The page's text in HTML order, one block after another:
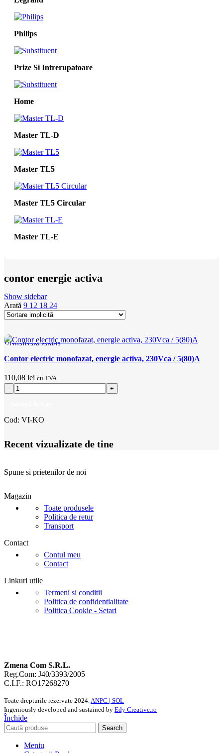
Philips
Prize Si Intrerupatoare
Home
Master TL-D
Master TL5
Master TL5 Circular
Master TL-E
contor energie activa
Show sidebar
Arată 9 12 18 24
Vizualizare rapidă
Adaugă la favorite
Contor electric monofazat, energie activa, 230Vca / 5(80)A
110,08 lei cu TVA
Cod: VI-KO
Recent vizualizate de tine
Spune si prietenilor de noi
Magazin
Toate produsele
Politica de retur
Transport
Contact
Contul meu
Contact
Linkuri utile
Termeni si conditii
Politica de confidentialitate
Politica Cookie - Setari
Zmena Com S.R.L.
Reg.Com: J40/3393/2005
C.I.F.: RO17268270
Toate drepturile rezervate 2024.ANPC | SOL
Ingeniously developed and sustained by Edy Creative.ro
Închide
Search
Meniu